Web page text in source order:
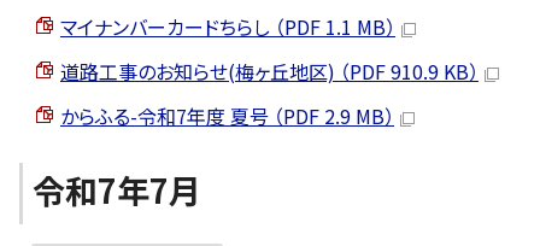
マイナンバーカードちらし （PDF 1.1 MB）
道路工事のお知らせ(梅ヶ丘地区) （PDF 910.9 KB）
からふる-令和7年度 夏号 （PDF 2.9 MB）
令和7年7月